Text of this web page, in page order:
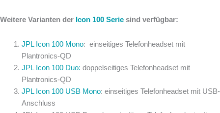
Weitere Varianten der Icon 100 Serie sind verfügbar:
JPL Icon 100 Mono: einseitiges Telefonheadset mit
Plantronics-QD
JPL Icon 100 Duo: doppelseitiges Telefonheadset mit
Plantronics-QD
JPL Icon 100 USB Mono: einseitiges Telefonheadset mit USB-
Anschluss